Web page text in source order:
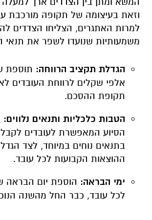
הגדלת תקציב הרווחה:תוספת
אלפי שקלים לרווחת העובדים
תקופת ההסכם.
הטבות כלכליות ותנאים נלווים:
הסיוע המאפשרת לעובדים לקבל
בתנאים נוחים במיוחד, לצד
ימי הבראה:הוספת יום הבראה
לכל עובד, כבר החל מהשנה
הבטחת עתיד העובדים לאחר